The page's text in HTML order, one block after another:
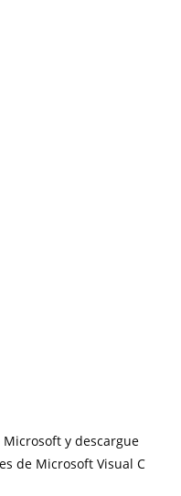
y descargue
de Microsoft Visual C